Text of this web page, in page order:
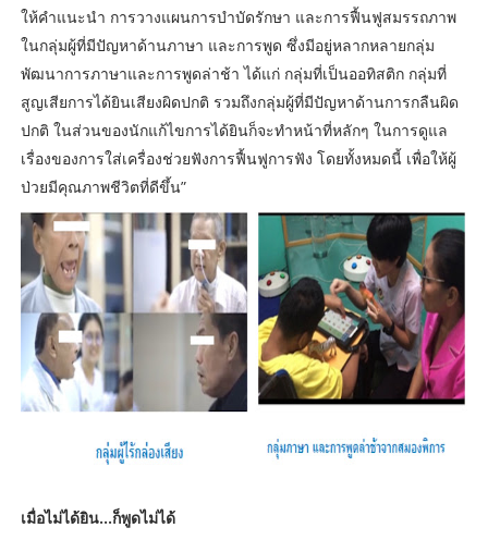
ให้คำแนะนำ การวางแผนการบำบัดรักษา และการฟื้นฟูสมรรถภาพ
ในกลุ่มผู้ที่มีปัญหาด้านภาษา และการพูด ซึ่งมีอยู่หลากหลายกลุ่ม
พัฒนาการภาษาและการพูดล่าช้า ได้แก่ กลุ่มที่เป็นออทิสติก กลุ่มที่
สูญเสียการได้ยินเสียงผิดปกติ รวมถึงกลุ่มผู้ที่มีปัญหาด้านการกลืนผิด
ปกติ ในส่วนของนักแก้ไขการได้ยินก็จะทำหน้าที่หลักๆ ในการดูแล
เรื่องของการใส่เครื่องช่วยฟังการฟื้นฟูการฟัง โดยทั้งหมดนี้ เพื่อให้ผู้
ป่วยมีคุณภาพชีวิตที่ดีขึ้น”
เมื่อไม่ได้ยิน...ก็พูดไม่ได้